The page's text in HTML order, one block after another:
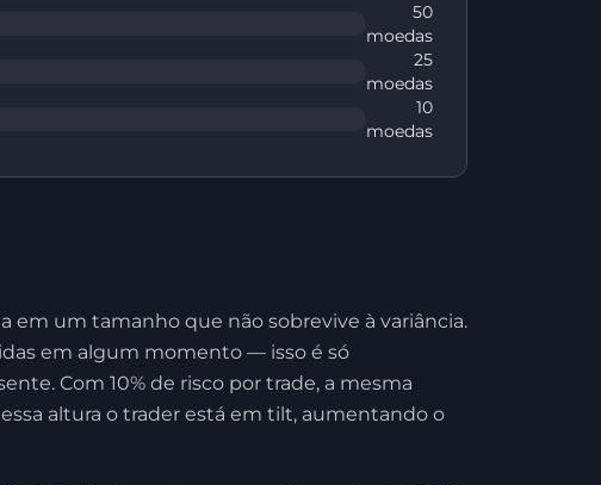
50
moedas
25
moedas
10
moedas
em um tamanho que não sobrevive à variância.
em algum momento — isso é só
Com 10% de risco por trade, a mesma
altura o trader está em tilt, aumentando o